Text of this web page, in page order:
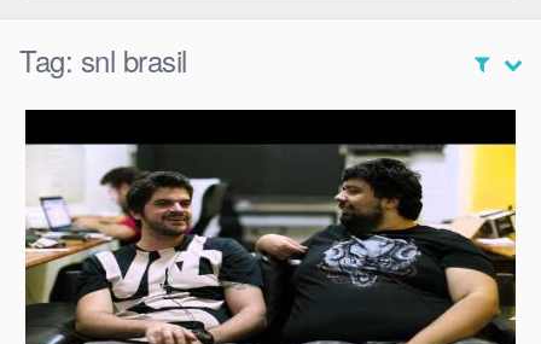
Tag: snl brasil